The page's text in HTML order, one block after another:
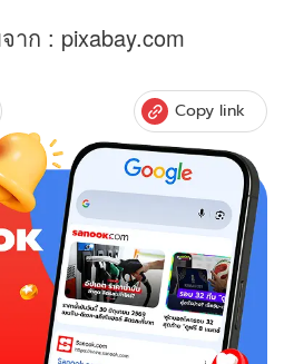
ก : pixabay.com
Copy link